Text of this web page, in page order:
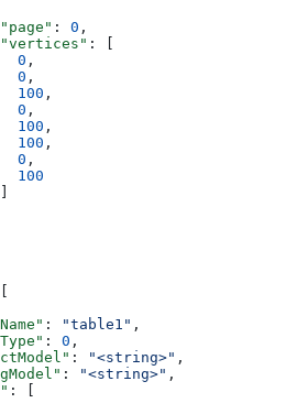
: 0 ,
: [
0
,
0
,
100
,
0
,
100
,
100
,
0
,
100
: "table1" ,
: 0 ,
: "<string>" ,
: "<string>" ,
: [